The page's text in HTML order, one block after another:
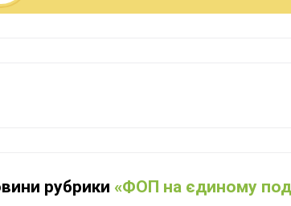
рубрики «ФОП на єдиному